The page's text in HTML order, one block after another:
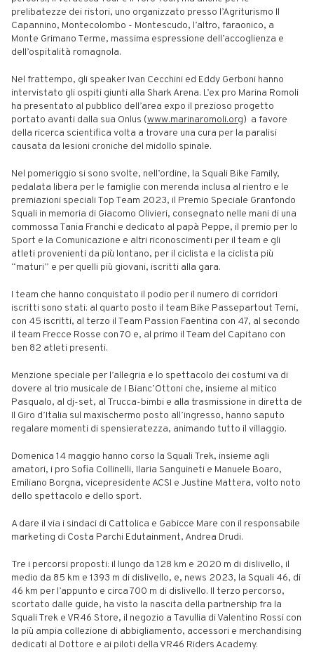
prelibatezze dei ristori, uno organizzato presso l’Agriturismo Il
Capannino, Montecolombo - Montescudo, l’altro, faraonico, a
Monte Grimano Terme, massima espressione dell’accoglienza e
dell’ospitalità romagnola.
Nel frattempo, gli speaker Ivan Cecchini ed Eddy Gerboni hanno
intervistato gli ospiti giunti alla Shark Arena. L’ex pro Marina Romoli
ha presentato al pubblico dell’area expo il prezioso progetto
portato avanti dalla sua Onlus (www.marinaromoli.org) a favore
della ricerca scientifica volta a trovare una cura per la paralisi
causata da lesioni croniche del midollo spinale.
Nel pomeriggio si sono svolte, nell’ordine, la Squali Bike Family,
pedalata libera per le famiglie con merenda inclusa al rientro e le
premiazioni speciali Top Team 2023, il Premio Speciale Granfondo
Squali in memoria di Giacomo Olivieri, consegnato nelle mani di una
commossa Tania Franchi e dedicato al papà Peppe, il premio per lo
Sport e la Comunicazione e altri riconoscimenti per il team e gli
atleti provenienti da più lontano, per il ciclista e la ciclista più
“maturi” e per quelli più giovani, iscritti alla gara.
I team che hanno conquistato il podio per il numero di corridori
iscritti sono stati: al quarto posto il team Bike Passepartout Terni,
con 45 iscritti, al terzo il Team Passion Faentina con 47, al secondo
il team Frecce Rosse con 70 e, al primo il Team del Capitano con
ben 82 atleti presenti.
Menzione speciale per l’allegria e lo spettacolo dei costumi va di
dovere al trio musicale de I Bianc’Ottoni che, insieme al mitico
Pasqualo, al dj-set, al Trucca-bimbi e alla trasmissione in diretta de
Il Giro d’Italia sul maxischermo posto all’ingresso, hanno saputo
regalare momenti di spensieratezza, animando tutto il villaggio.
Domenica 14 maggio hanno corso la Squali Trek, insieme agli
amatori, i pro Sofia Collinelli, Ilaria Sanguineti e Manuele Boaro,
Emiliano Borgna, vicepresidente ACSI e Justine Mattera, volto noto
dello spettacolo e dello sport.
A dare il via i sindaci di Cattolica e Gabicce Mare con il responsabile
marketing di Costa Parchi Edutainment, Andrea Drudi.
Tre i percorsi proposti: il lungo da 128 km e 2020 m di dislivello, il
medio da 85 km e 1393 m di dislivello, e, news 2023, la Squali 46, di
46 km per l’appunto e circa 700 m di dislivello. Il terzo percorso,
scortato dalle guide, ha visto la nascita della partnership fra la
Squali Trek e VR46 Store, il negozio a Tavullia di Valentino Rossi con
la più ampia collezione di abbigliamento, accessori e merchandising
dedicati al Dottore e ai piloti della VR46 Riders Academy.